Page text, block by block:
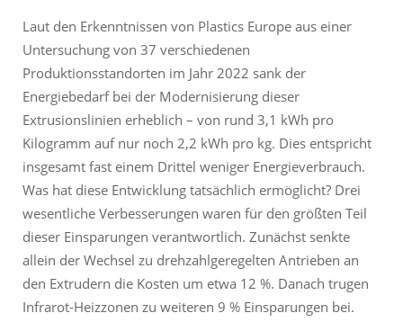
Laut den Erkenntnissen von Plastics Europe aus einer
Untersuchung von 37 verschiedenen
Produktionsstandorten im Jahr 2022 sank der
Energiebedarf bei der Modernisierung dieser
Extrusionslinien erheblich – von rund 3,1 kWh pro
Kilogramm auf nur noch 2,2 kWh pro kg. Dies entspricht
insgesamt fast einem Drittel weniger Energieverbrauch.
Was hat diese Entwicklung tatsächlich ermöglicht? Drei
wesentliche Verbesserungen waren für den größten Teil
dieser Einsparungen verantwortlich. Zunächst senkte
allein der Wechsel zu drehzahlgeregelten Antrieben an
den Extrudern die Kosten um etwa 12 %. Danach trugen
Infrarot-Heizzonen zu weiteren 9 % Einsparungen bei.